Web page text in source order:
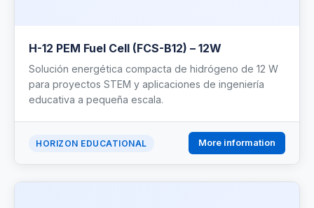
H-12 PEM Fuel Cell (FCS-B12) – 12W
Solución energética compacta de hidrógeno de 12 W
para proyectos STEM y aplicaciones de ingeniería
educativa a pequeña escala.
HORIZON EDUCATIONAL More information